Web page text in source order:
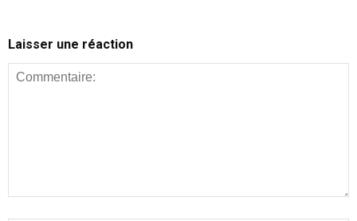
Laisser une réaction